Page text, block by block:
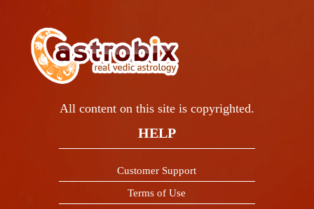
All content on this site is copyrighted.
HELP
Customer Support
Terms of Use